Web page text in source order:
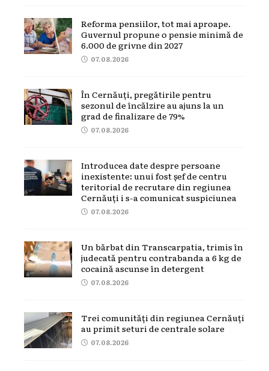
Reforma pensiilor, tot mai aproape.
Guvernul propune o pensie minimă de
6.000 de grivne din 2027
07.08.2026
În Cernăuți, pregătirile pentru
sezonul de încălzire au ajuns la un
grad de finalizare de 79%
07.08.2026
Introducea date despre persoane
inexistente: unui fost șef de centru
teritorial de recrutare din regiunea
Cernăuți i s-a comunicat suspiciunea
07.08.2026
Un bărbat din Transcarpatia, trimis în
judecată pentru contrabanda a 6 kg de
cocaină ascunse în detergent
07.08.2026
Trei comunități din regiunea Cernăuți
au primit seturi de centrale solare
07.08.2026